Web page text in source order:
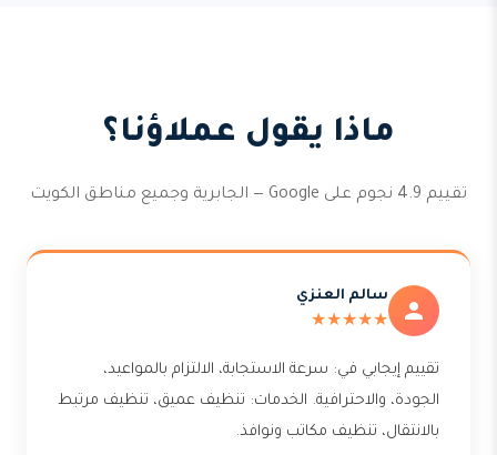
ماذا يقول عملاؤنا؟
تقييم 4.9 نجوم على Google — الجابرية وجميع مناطق الكويت
سالم العنزي
★★★★★
تقييم إيجابي في: سرعة الاستجابة، الالتزام بالمواعيد،
الجودة، والاحترافية. الخدمات: تنظيف عميق، تنظيف مرتبط
بالانتقال، تنظيف مكاتب ونوافذ.